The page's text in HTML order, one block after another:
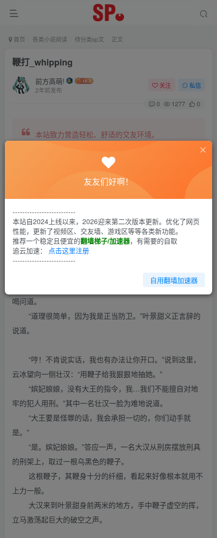
首页 各类小说阅读 待分类sp文 正文
鞭打_whipping
前方高萌!
2年前发布
关注 私信
0 1277 0
本站致力营造轻松、舒适的交友环境。
另有小说阅读站点，网罗包括训诫文、腐文在内的
第1回
架进刑房，四名壮汉直接将她kb在刑桩上。
“告诉我，为什么要杀红袖姐姐？”云冰冷沉着脸，寒声
喝问道。
“道理很简单，因为我是正当防卫。”叶景甜义正言辞的
说道。
“哼！不肯说实话，我也有办法让你开口。”说到这里，
云冰望向一侧壮汉：“用鞭子给我狠狠地抽她。”
“嫔妃娘娘，没有大王的指令，我…我们不能擅自对地
牢的犯人用刑。”其中一名壮汉一脸为难地说道。
“大王要是怪罪的话，我会承担一切的，你们动手就
是。”
“是。嫔妃娘娘。”答应一声，一名大汉从刑房摆放刑具
的刑架上，取过一根乌黑色的鞭子。
这根鞭子，其鞭身十分的纤细，看起来好像根本就用不
上力一般。
大汉来到叶景甜身前两米的地方，手中鞭子虚空的挥，
立马激荡起巨大的破空之声。
友友们好啊！
--------------------------
本站自2024上线以来，2026迎来第二次版本更新。优化了网页
性能，更新了视频区、交友墙、游戏区等等各类新功能。
推荐一个稳定且便宜的翻墙梯子/加速器，有需要的自取
追云加速： 点击这里注册
--------------------------
自用翻墙加速器